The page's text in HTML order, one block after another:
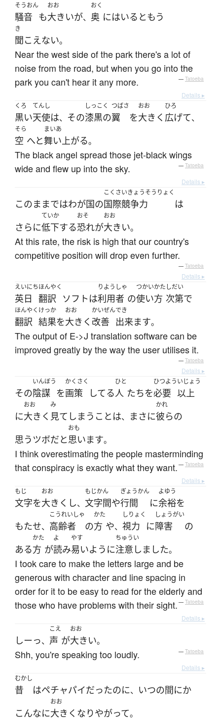
そうおん
騒音 も
おお
大きいが、
おく
奥 にはいる ともう
き
聞こえない。
Near the west side of the park there's a lot of
noise from the road, but when you go into the
park you can't hear it any more.
— Tatoeba
Details ▸
くろ
黒い
てんし
天使は、 その
しっこく
漆黒の
つばさ
翼 を
おお
大きく
ひろ
広げて、
そら
空 へと
まいあ
舞い上がる。
The black angel spread those jet-black wings
wide and flew up into the sky.
— Tatoeba
Details ▸
このままではわが国の
こくさいきょうそうりょく
国際競争力
は
さらに
ていか
低下する
おそ
恐れが
おお
大きい。
At this rate, the risk is high that our country's
competitive position will drop even further.
— Tatoeba
Details ▸
えいにち
英日
ほんやく
翻訳 ソフト は
りようしゃ
利用者 の
つかいかた
使い方
しだい
次第で
ほんやく
翻訳
けっか
結果を
おお
大きく
かいぜん
改善
でき
出来ます。
The output of E->J translation software can be
improved greatly by the way the user utilises it.
— Tatoeba
Details ▸
その
いんぼう
陰謀 を
かくさく
画策 してる
ひと
人 たちを
ひつよう
必要
いじょう
以上
に
おお
大きく
み
見て しまう ことは、 まさに
かれ
彼らの
思うツボだと
おも
思います。
I think overestimating the people masterminding
that conspiracy is exactly what they want. — Tatoeba
Details ▸
もじ
文字を
おお
大きく し、
もじかん
文字間や
ぎょうかん
行間 に
よゆう
余裕を
もたせ、
こうれいしゃ
高齢者 の
かた
方 や、
しりょく
視力 に
しょうがい
障害
の
ある
かた
方 が
よ
読み
やす
易いように
ちゅうい
注意しました。
I took care to make the letters large and be
generous with character and line spacing in
order for it to be easy to read for the elderly and
those who have problems with their sight. — Tatoeba
Details ▸
しーっ、
こえ
声 が
おお
大きい。
Shh, you're speaking too loudly. — Tatoeba
Details ▸
むかし
昔 はペチャパイだったのに、 いつの間にか
こんなに
おお
大きく なりやがって。